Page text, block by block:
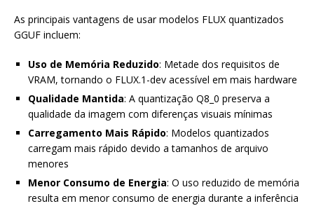
As principais vantagens de usar modelos FLUX quantizados
GGUF incluem:
Uso de Memória Reduzido: Metade dos requisitos de
VRAM, tornando o FLUX.1-dev acessível em mais hardware
Qualidade Mantida: A quantização Q8_0 preserva a
qualidade da imagem com diferenças visuais mínimas
Carregamento Mais Rápido: Modelos quantizados
carregam mais rápido devido a tamanhos de arquivo
menores
Menor Consumo de Energia: O uso reduzido de memória
resulta em menor consumo de energia durante a inferência